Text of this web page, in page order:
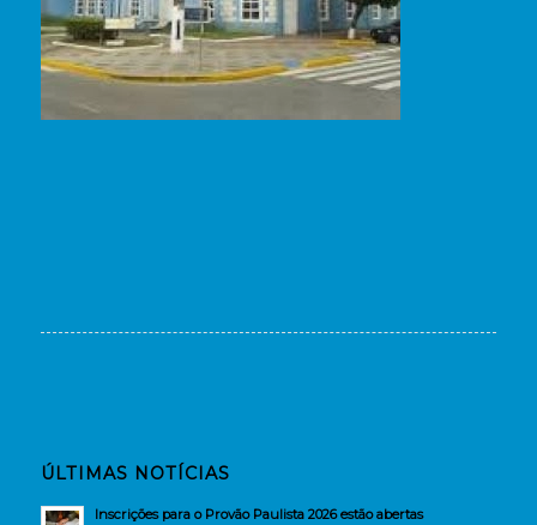
ÚLTIMAS NOTÍCIAS
Inscrições para o Provão Paulista 2026 estão abertas